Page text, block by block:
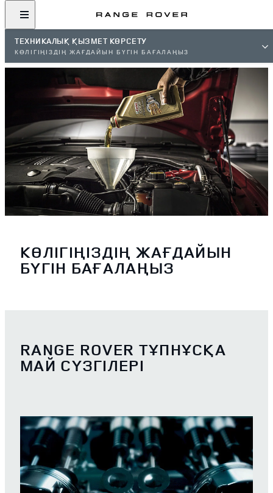
ТЕХНИКАЛЫҚ ҚЫЗМЕТ КӨРСЕТУ
КӨЛІГІҢІЗДІҢ ЖАҒДАЙЫН БҮГІН БАҒАЛАҢЫЗ
КӨЛІГІҢІЗДІҢ ЖАҒДАЙЫН
БҮГІН БАҒАЛАҢЫЗ
RANGE ROVER ТҰПНҰСҚА
МАЙ СҮЗГІЛЕРІ